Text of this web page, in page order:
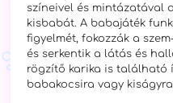
színeivel és mintázatával
kisbabát. A babajáték
figyelmét, fokozzák a
és serkentik a látás és
rögzítő karika is található
babakocsira vagy